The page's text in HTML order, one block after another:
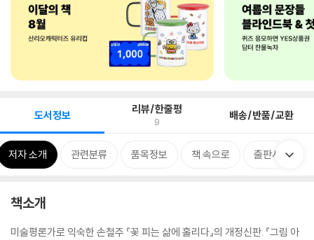
도서정보 리뷰/한줄평
9 배송/반품/교환
저자 소개 관련분류 품목정보 책 속으로 출판사 리뷰
책소개
미술평론가로 익숙한 손철주 『꽃 피는 삶에 홀리다』의 개정신판. 『그림 아